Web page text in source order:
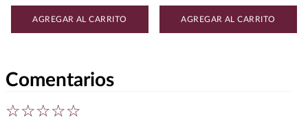
AGREGAR AL CARRITO AGREGAR AL CARRITO
Comentarios
☆☆☆☆☆